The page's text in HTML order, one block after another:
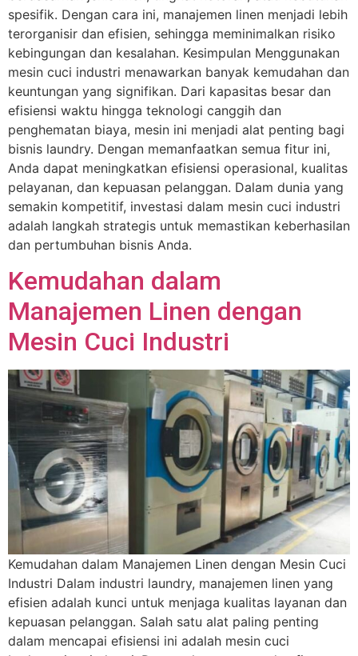
spesifik. Dengan cara ini, manajemen linen menjadi lebih
terorganisir dan efisien, sehingga meminimalkan risiko
kebingungan dan kesalahan. Kesimpulan Menggunakan
mesin cuci industri menawarkan banyak kemudahan dan
keuntungan yang signifikan. Dari kapasitas besar dan
efisiensi waktu hingga teknologi canggih dan
penghematan biaya, mesin ini menjadi alat penting bagi
bisnis laundry. Dengan memanfaatkan semua fitur ini,
Anda dapat meningkatkan efisiensi operasional, kualitas
pelayanan, dan kepuasan pelanggan. Dalam dunia yang
semakin kompetitif, investasi dalam mesin cuci industri
adalah langkah strategis untuk memastikan keberhasilan
dan pertumbuhan bisnis Anda.
Kemudahan dalam
Manajemen Linen dengan
Mesin Cuci Industri
Kemudahan dalam Manajemen Linen dengan Mesin Cuci
Industri Dalam industri laundry, manajemen linen yang
efisien adalah kunci untuk menjaga kualitas layanan dan
kepuasan pelanggan. Salah satu alat paling penting
dalam mencapai efisiensi ini adalah mesin cuci